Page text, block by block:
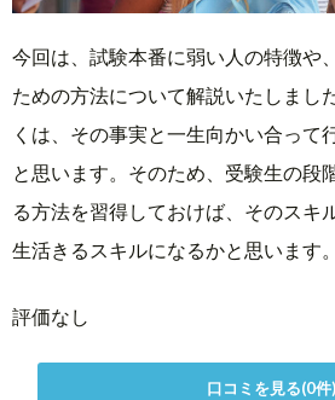
今回は、試験本番に弱い人の特徴や
ための方法について解説いたしまし
くは、その事実と一生向かい合って
と思います。そのため、受験生の段
る方法を習得しておけば、そのスキ
生活きるスキルになるかと思います。
評価なし
口コミを見る(0件)